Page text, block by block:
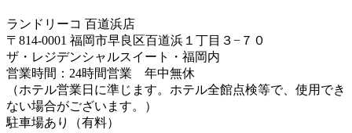
ランドリーコ 百道浜店
〒814-0001 福岡市早良区百道浜１丁目３−７０
ザ・レジデンシャルスイート・福岡内
営業時間：24時間営業 年中無休
（ホテル営業日に準じます。ホテル全館点検等で、使用でき
ない場合がございます。）
駐車場あり（有料）